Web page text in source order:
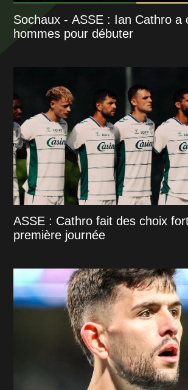
Sochaux - ASSE : Ian Cathro a
hommes pour débuter
ASSE : Cathro fait des choix
première journée